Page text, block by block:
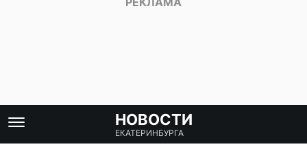
НОВОСТИ
ЕКАТЕРИНБУРГА